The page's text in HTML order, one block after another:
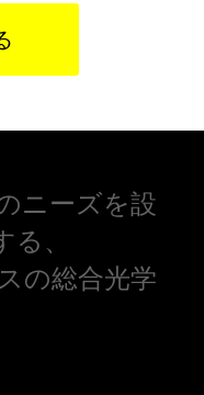
ニーズを設
、
の総合光学